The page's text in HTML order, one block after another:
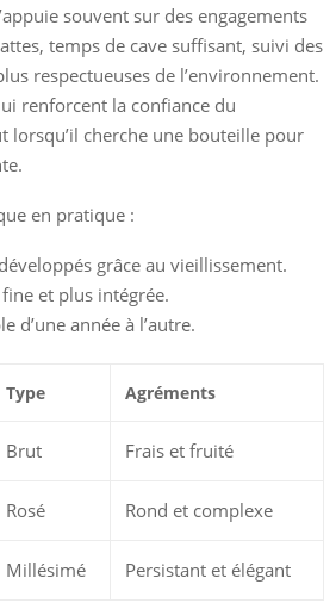
souvent sur des engagements
temps de cave suffisant, suivi des
respectueuses de l’environnement.
renforcent la confiance du
lorsqu’il cherche une bouteille pour
en pratique :
grâce au vieillissement.
et plus intégrée.
d’une année à l’autre.
Type Agréments
Brut Frais et fruité
Rosé Rond et complexe
Millésimé Persistant et élégant